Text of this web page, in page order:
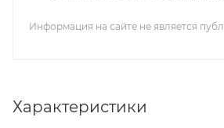
Информация на сайте не является
Характеристики